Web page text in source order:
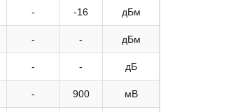
- -16 дБм
- - дБм
- - дБ
- 900 мВ